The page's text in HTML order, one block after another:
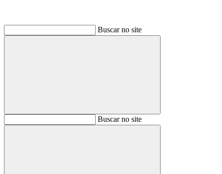
Buscar no site
BuscarBuscar no site